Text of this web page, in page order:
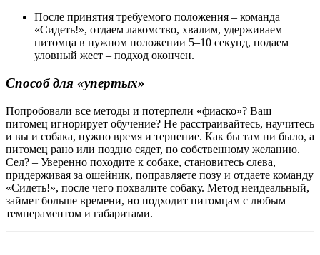
После принятия требуемого положения – команда
«Сидеть!», отдаем лакомство, хвалим, удерживаем
питомца в нужном положении 5–10 секунд, подаем
уловный жест – подход окончен.
Способ для «упертых»
Попробовали все методы и потерпели «фиаско»? Ваш
питомец игнорирует обучение? Не расстраивайтесь, научитесь
и вы и собака, нужно время и терпение. Как бы там ни было, а
питомец рано или поздно сядет, по собственному желанию.
Сел? – Уверенно походите к собаке, становитесь слева,
придерживая за ошейник, поправляете позу и отдаете команду
«Сидеть!», после чего похвалите собаку. Метод неидеальный,
займет больше времени, но подходит питомцам с любым
темпераментом и габаритами.